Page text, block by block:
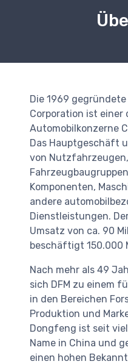
Die 1969
Corporation ist einer
Automobilkonzerne
Das Hauptgeschäft
von
Komponenten,
andere
Dienstleistungen.
Umsatz von ca. 90
beschäftigt 150.000
Nach mehr als 49
sich DFM zu einem
in den Bereichen
Produktion und
Dongfeng ist seit
Name in China und
einen hohen